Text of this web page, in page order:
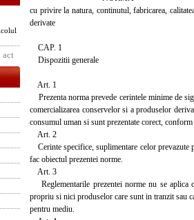
act
cu privire la natura, continutul, fabricarea,
derivate
CAP. 1
Dispozitii generale
Art. 1
Prezenta norma prevede cerintele minime de
comercializarea conservelor si a produselor
consumul uman si sunt prezentate corect,
Art. 2
Cerinte specifice, suplimentare celor prevazute
fac obiectul prezentei norme.
Art. 3
Reglementarile prezentei norme nu se aplica
propriu si nici produselor care sunt in tranzit sau
pentru mediu.